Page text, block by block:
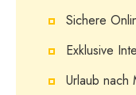
Sichere
Exklusive
Urlaub nach